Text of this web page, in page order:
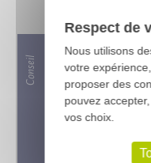
Conseil
Respect de
Nous utilisons
votre
proposer des
pouvez
vos choix.